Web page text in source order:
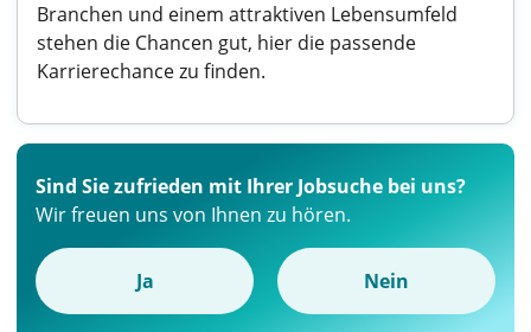
Branchen und einem attraktiven Lebensumfeld
stehen die Chancen gut, hier die passende
Karrierechance zu finden.
Sind Sie zufrieden mit Ihrer Jobsuche bei uns?
Wir freuen uns von Ihnen zu hören.
Ja Nein